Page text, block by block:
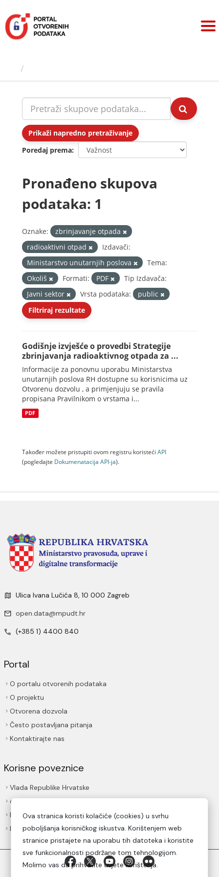
sadržaj
Prikaži napredno pretraživanje
Poredaj prema
Pronađeno skupova
podataka: 1
Oznake:
zbrinjavanje otpada
radioaktivni otpad
Izdavači:
Ministarstvo unutarnjih poslova
Tema:
Okoliš
Formati: PDF
Tip Izdavača:
Javni sektor
Vrsta podataka:
public
Filtriraj rezultate
Godišnje izvješće o provedbi Strategije
zbrinjavanja radioaktivnog otpada za ...
Informacije za ponovnu uporabu Ministarstva
unutarnjih poslova RH dostupne su korisnicima uz
Otvorenu dozvolu , a primjenjuju se pravila
propisana Pravilnikom o vrstama i...
PDF
Također možete pristupiti ovom registru koristeći API
(pogledajte Dokumenаtаcijа API-jа).